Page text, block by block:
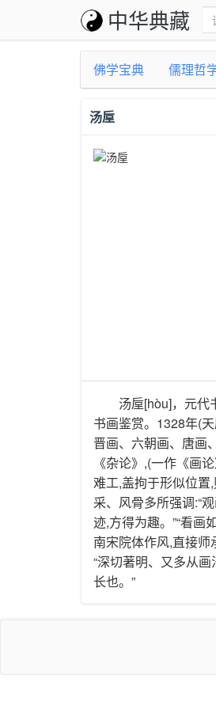
中华典藏
佛学宝典 儒理哲
汤垕
汤垕[hòu]，元代
书画鉴赏。1328年(
晋画、六朝画、唐画
《杂论》,(一作《画
难工,盖拘于形似位置
采、风骨多所强调:“
迹,方得为趣。”“看画
南宋院体作风,直接
“深切著明、又多从
长也。”